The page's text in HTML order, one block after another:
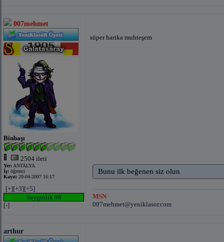
007mehmet
Binbaşı
2504 ileti
Yer: ANTALYA
İş: öğrenci
Kayıt: 20-04-2007 16:17
[+][+3][+5]
Saygınlık 98
[-]
süper harika muhteşem
Bunu ilk beğenen siz olun
MSN
007mehmet@yeniklasor.com
arthur